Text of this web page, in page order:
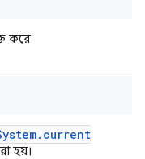
করে
. current
হয়।